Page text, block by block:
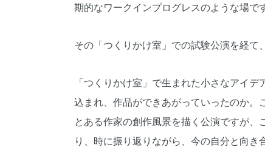
期的なワークインプログレスのような場です
その「つくりかけ室」での試験公演を経て
「つくりかけ室」で生まれた小さなアイ
込まれ、作品ができあがっていったのか。
とある作家の創作風景を描く公演ですが
り、時に振り返りながら、今の自分と向き